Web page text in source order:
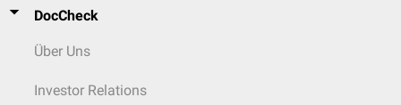
DocCheck
Über Uns
Investor Relations